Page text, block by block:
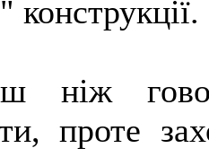
конструкції.
ніж
проте